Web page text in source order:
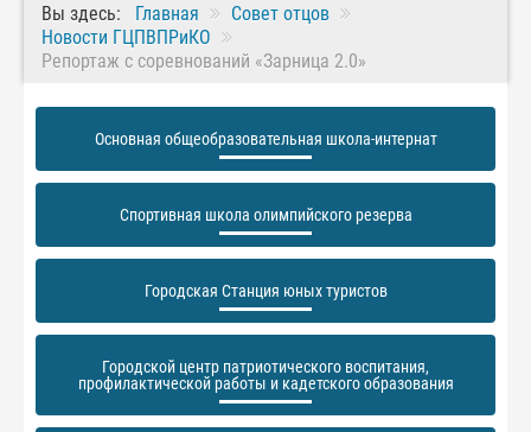
Вы здесь: Главная
Совет отцов
Новости ГЦПВПРиКО
Репортаж с соревнований «Зарница 2.0»
Основная общеобразовательная школа-интернат
Спортивная школа олимпийского резерва
Городская Станция юных туристов
Городской центр патриотического воспитания,
профилактической работы и кадетского образования